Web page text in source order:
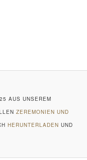
AUS UNSEREM
ZEREMONIEN UND
HERUNTERLADEN UND